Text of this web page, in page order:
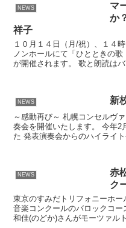
NEWS
マ
か
祥子
１０月１４日（月/祝）、１４
ノンホールにて「ひとときの
が開催されます。 歌と朗読は
NEWS 新
～感動再び～ 札幌コンセルヴ
奏会を開催いたします。 今年2
た 発表演奏会からのハイライ
NEWS
赤
ク
東京のすみだトリフォニーホ
音楽コンクールのバロックコ
和佳(のどか)さんがモーツァル